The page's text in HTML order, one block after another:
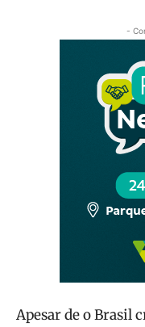
-
Apesar de o Brasil